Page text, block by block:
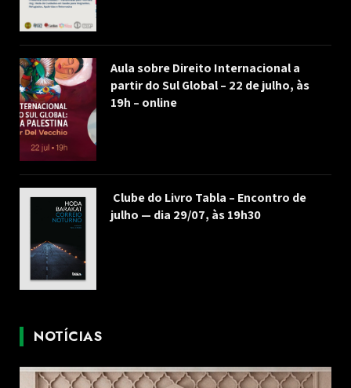
Aula sobre Direito Internacional a
partir do Sul Global – 22 de julho, às
19h – online
Clube do Livro Tabla – Encontro de
julho — dia 29/07, às 19h30
NOTÍCIAS